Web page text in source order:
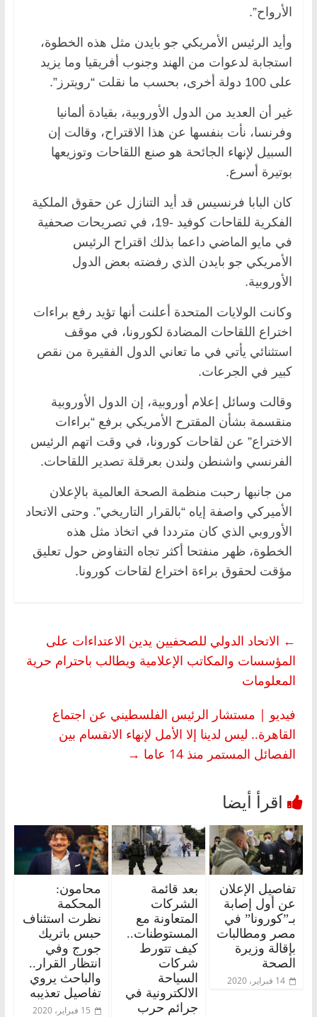
الأرواح”.
وأيد الرئيس الأمريكي جو بايدن مثل هذه الخطوة،
استجابة لدعوات من الهند وجنوب أفريقيا وما يزيد
على 100 دولة أخرى، بحسب ما نقلت “رويترز”.
غير أن العديد من الدول الأوروبية، بقيادة ألمانيا
وفرنسا، نأت بنفسها عن هذا الاقتراح، وقالت إن
السبيل لإنهاء الجائحة هو صنع اللقاحات وتوزيعها
بوتيرة أسرع.
كان البابا فرنسيس قد أيد التنازل عن حقوق الملكية
الفكرية للقاحات كوفيد -19، في تصريحات صحفية
في مايو الماضي داعما بذلك اقتراح الرئيس
الأمريكي جو بايدن الذي رفضته بعض الدول
الأوروبية.
وكانت الولايات المتحدة أعلنت أنها تؤيد رفع براءات
اختراع اللقاحات المضادة لكورونا، في موقف
استثنائي يأتي في ما تعاني الدول الفقيرة من نقص
كبير في الجرعات.
وقالت وسائل إعلام أوروبية، إن الدول الأوروبية
منقسمة بشأن المقترح الأمريكي برفع “براءات
الاختراع” عن لقاحات كورونا، في وقت اتهم الرئيس
الفرنسي واشنطن ولندن بعرقلة تصدير اللقاحات.
من جانبها رحبت منظمة الصحة العالمية بالإعلان
الأميركي واصفة إياه “بالقرار التاريخي”. وحتى الاتحاد
الأوروبي الذي كان مترددا في اتخاذ مثل هذه
الخطوة، ظهر منفتحا أكثر تجاه التفاوض حول تعليق
مؤقت لحقوق براءة اختراع لقاحات كورونا.
← الاتحاد الدولي للصحفيين يدين الاعتداءات على
المؤسسات والمكاتب الإعلامية ويطالب باحترام حرية
المعلومات
فيديو | مستشار الرئيس الفلسطيني عن اجتماع
القاهرة.. ليس لدينا إلا الأمل لإنهاء الانقسام بين
الفصائل المستمر منذ 14 عاما
→
تفاصيل الإعلان
عن أول إصابة
بـ”كورونا” في
مصر ومطالبات
بإقالة وزيرة
الصحة
14 فبراير، 2020
بعد قائمة
الشركات
المتعاونة مع
المستوطنات..
كيف تتورط
شركات
السياحة
الالكترونية في
جرائم حرب
محامون:
المحكمة
نظرت استئناف
حبس باتريك
جورج وفي
انتظار القرار..
والباحث يروي
تفاصيل تعذيبه
15 فبراير، 2020